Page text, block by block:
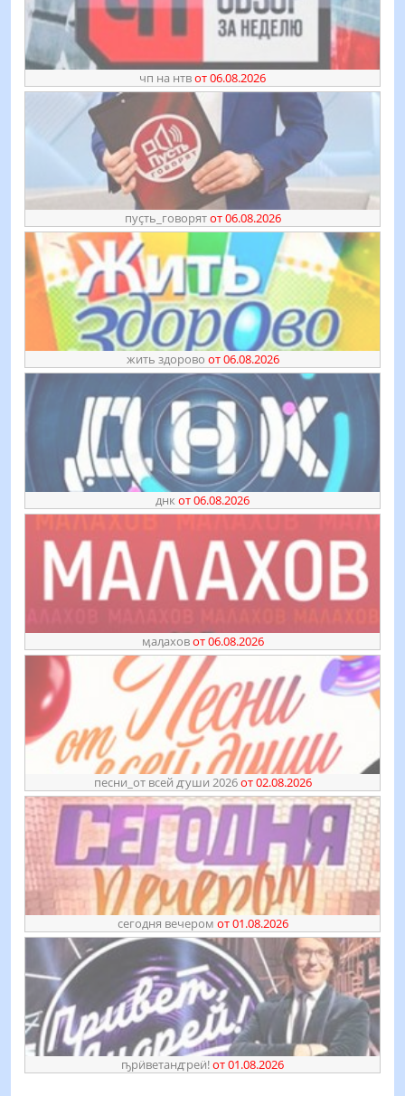
чп на нтвот 06.08.2026
пуҫть_говорятот 06.08.2026
жить здорово от 06.08.2026
днк от 06.08.2026
ӎаԓаховот 06.08.2026
песни_от всей ꙣуши 2026от 02.08.2026
сегодня вечером от 01.08.2026
ҧрӥветанꙣреӥ!от 01.08.2026